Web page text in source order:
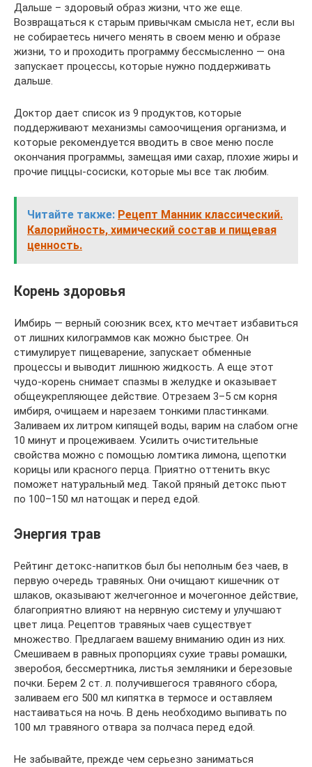
Дальше – здоровый образ жизни, что же еще.
Возвращаться к старым привычкам смысла нет, если вы
не собираетесь ничего менять в своем меню и образе
жизни, то и проходить программу бессмысленно — она
запускает процессы, которые нужно поддерживать
дальше.
Доктор дает список из 9 продуктов, которые
поддерживают механизмы самоочищения организма, и
которые рекомендуется вводить в свое меню после
окончания программы, замещая ими сахар, плохие жиры и
прочие пиццы-сосиски, которые мы все так любим.
Читайте также: Рецепт Манник классический.
Калорийность, химический состав и пищевая
ценность.
Корень здоровья
Имбирь — верный союзник всех, кто мечтает избавиться
от лишних килограммов как можно быстрее. Он
стимулирует пищеварение, запускает обменные
процессы и выводит лишнюю жидкость. А еще этот
чудо-корень снимает спазмы в желудке и оказывает
общеукрепляющее действие. Отрезаем 3–5 см корня
имбиря, очищаем и нарезаем тонкими пластинками.
Заливаем их литром кипящей воды, варим на слабом огне
10 минут и процеживаем. Усилить очистительные
свойства можно с помощью ломтика лимона, щепотки
корицы или красного перца. Приятно оттенить вкус
поможет натуральный мед. Такой пряный детокс пьют
по 100–150 мл натощак и перед едой.
Энергия трав
Рейтинг детокс-напитков был бы неполным без чаев, в
первую очередь травяных. Они очищают кишечник от
шлаков, оказывают желчегонное и мочегонное действие,
благоприятно влияют на нервную систему и улучшают
цвет лица. Рецептов травяных чаев существует
множество. Предлагаем вашему вниманию один из них.
Смешиваем в равных пропорциях сухие травы ромашки,
зверобоя, бессмертника, листья земляники и березовые
почки. Берем 2 ст. л. получившегося травяного сбора,
заливаем его 500 мл кипятка в термосе и оставляем
настаиваться на ночь. В день необходимо выпивать по
100 мл травяного отвара за полчаса перед едой.
Не забывайте, прежде чем серьезно заниматься